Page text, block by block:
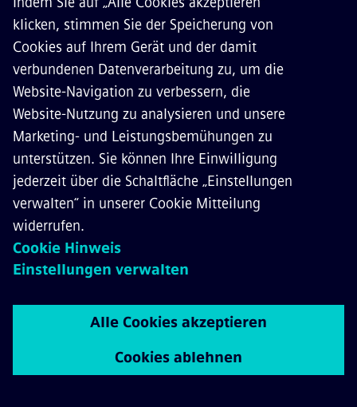
Österreichische Bundesbahnen